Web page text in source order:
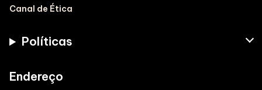
Canal de Ética
Políticas
Endereço